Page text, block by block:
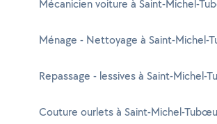
Mécanicien voiture à Saint-Michel-
Ménage - Nettoyage à Saint-Michel-
Repassage - lessives à Saint-Michel-
Couture ourlets à Saint-Michel-